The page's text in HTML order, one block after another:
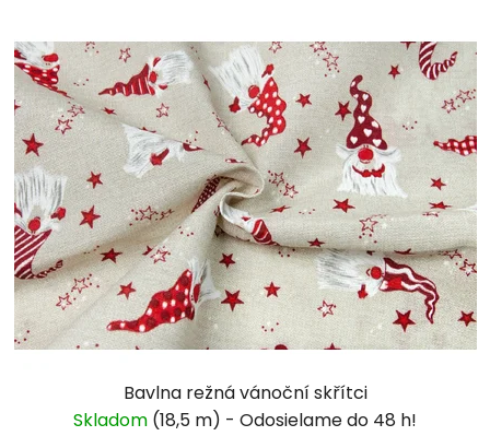
Bavlna režná vánoční skřítci
Skladom (18,5 m)